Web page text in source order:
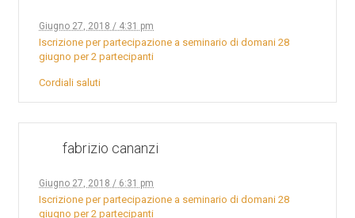
Giugno 27, 2018 / 4:31 pm
Iscrizione per partecipazione a seminario di domani 28
giugno per 2 partecipanti
Cordiali saluti
fabrizio cananzi
Giugno 27, 2018 / 6:31 pm
Iscrizione per partecipazione a seminario di domani 28
giugno per 2 partecipanti